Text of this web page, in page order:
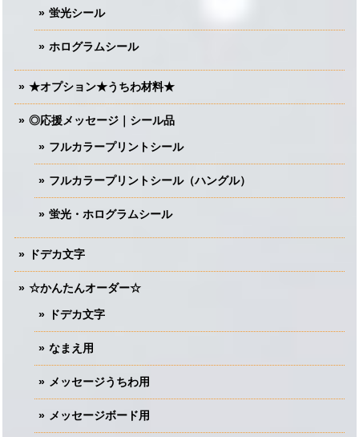
蛍光シール
ホログラムシール
★オプション★うちわ材料★
◎応援メッセージ｜シール品
フルカラープリントシール
フルカラープリントシール（ハングル）
蛍光・ホログラムシール
ドデカ文字
☆かんたんオーダー☆
ドデカ文字
なまえ用
メッセージうちわ用
メッセージボード用